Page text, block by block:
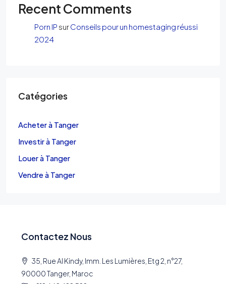
Recent Comments
Porn IP surConseils pour un homestaging réussi
2024
Catégories
Acheter à Tanger
Investir à Tanger
Louer à Tanger
Vendre à Tanger
Contactez Nous
35, Rue Al Kindy, Imm. Les Lumières, Etg 2, n°27,
90000 Tanger, Maroc